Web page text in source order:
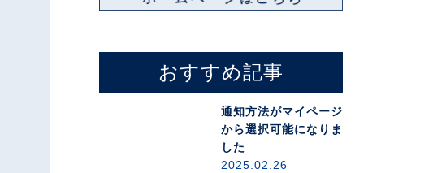
おすすめ記事
通知方法がマイページ
から選択可能になりま
した
2025.02.26